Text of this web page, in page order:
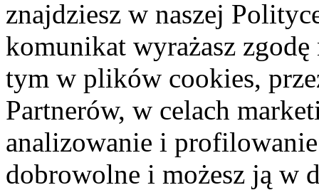
znajdziesz w naszej
komunikat wyrażasz
tym w plików cookies,
Partnerów, w celach
analizowanie i
dobrowolne i możesz ją w